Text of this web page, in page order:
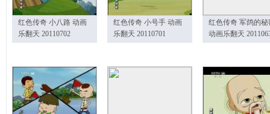
红色传奇 小八路 动画
乐翻天 20110702
红色传奇 小号手 动画
乐翻天 20110701
红色传奇 军鸽的秘
动画乐翻天